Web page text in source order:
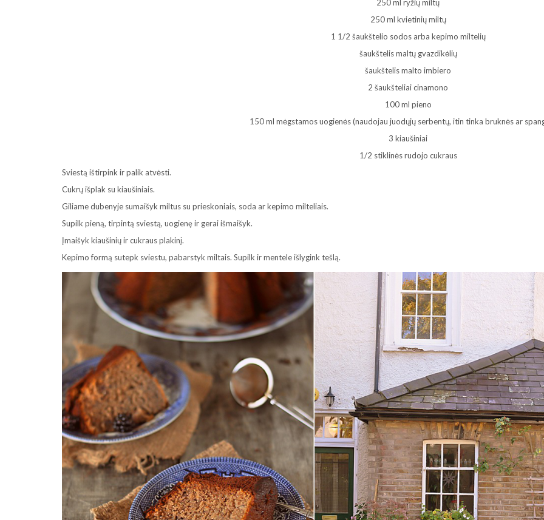
250 ml ryžių miltų
250 ml kvietinių miltų
1 1/2 šaukštelio sodos arba kepimo miltelių
šaukštelis maltų gvazdikėlių
šaukštelis malto imbiero
2 šaukšteliai cinamono
100 ml pieno
150 ml mėgstamos uogienės (naudojau juodųjų serbentų, itin tinka bruknės ar
3 kiaušiniai
1/2 stiklinės rudojo cukraus
Sviestą ištirpink ir palik atvėsti.
Cukrų išplak su kiaušiniais.
Giliame dubenyje sumaišyk miltus su prieskoniais, soda ar kepimo milteliais.
Supilk pieną, tirpintą sviestą, uogienę ir gerai išmaišyk.
Įmaišyk kiaušinių ir cukraus plakinį.
Kepimo formą sutepk sviestu, pabarstyk miltais. Supilk ir mentele išlygink tešlą.